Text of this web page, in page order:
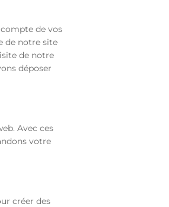
de vos
de notre site
de notre
déposer
Avec ces
votre
créer des